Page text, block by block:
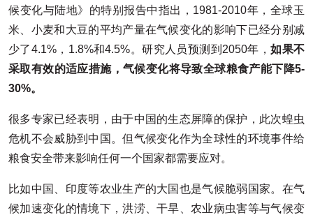
候变化与陆地》的特别报告中指出，1981-2010年，全球玉
米、小麦和大豆的平均产量在气候变化的影响下已经分别减
少了4.1%，1.8%和4.5%。研究人员预测到2050年，如果不
采取有效的适应措施，气候变化将导致全球粮食产能下降5-
30%。
很多专家已经表明，由于中国的生态屏障的保护，此次蝗虫
危机不会威胁到中国。但气候变化作为全球性的环境事件给
粮食安全带来影响任何一个国家都需要应对。
比如中国、印度等农业生产的大国也是气候脆弱国家。在气
候加速变化的情境下，洪涝、干旱、农业病虫害等与气候变